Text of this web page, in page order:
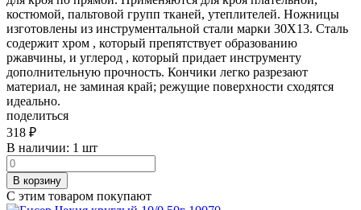
костюмой, пальтовой групп тканей, утеплителей. Ножницы
изготовлены из инструментальной стали марки 30Х13. Сталь
содержит хром , который препятствует образованию
ржавчины, и углерод , который придает инструменту
дополнительную прочность. Кончики легко разрезают
материал, не заминая край; режущие поверхности сходятся
идеально.
поделиться
318 ₽
В наличии: 1 шт
В корзину
С этим товаром покупают